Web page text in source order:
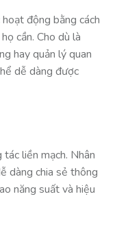
động bằng cách
cần. Cho dù là
hay quản lý quan
dễ dàng được
liền mạch. Nhân
dàng chia sẻ thông
năng suất và hiệu